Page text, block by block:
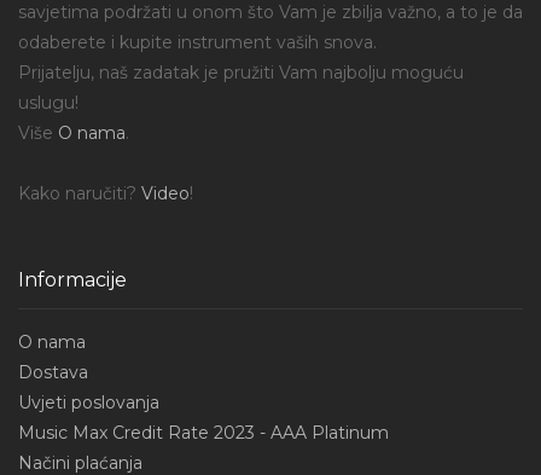
savjetima podržati u onom što Vam je zbilja važno, a to je da
odaberete i kupite instrument vaših snova.
Prijatelju, naš zadatak je pružiti Vam najbolju moguću
uslugu!
Više O nama.
Kako naručiti? Video!
Informacije
O nama
Dostava
Uvjeti poslovanja
Music Max Credit Rate 2023 - AAA Platinum
Načini plaćanja